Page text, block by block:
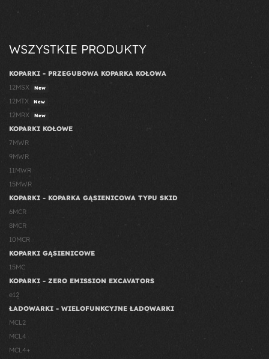
WSZYSTKIE PRODUKTY
KOPARKI - PRZEGUBOWA KOPARKA KOŁOWA
12MSX
New
12MTX New
12MRX New
KOPARKI KOŁOWE
7MWR
9MWR
11MWR
15MWR
KOPARKI - KOPARKA GĄSIENICOWA TYPU SKID
6MCR
8MCR
10MCR
KOPARKI GĄSIENICOWE
15MC
KOPARKI - ZERO EMISSION EXCAVATORS
e12
ŁADOWARKI - WIELOFUNKCYJNE ŁADOWARKI
MCL2
MCL4
MCL4+